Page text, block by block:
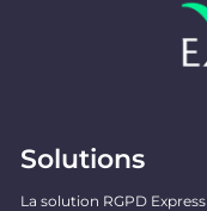
Solutions
La solution RGPD Express